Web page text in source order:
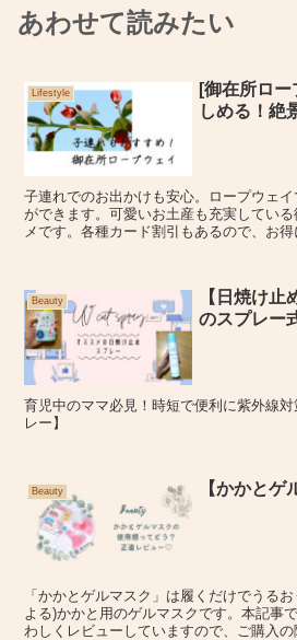
あわせて読みたい
Lifestyle
[御在所ロ
しめる！絶
子連れでのお出かけも安心。ロープウェ
ができます。可愛いお土産も充実してい
メです。各種カード割引もあるので、お得
Beauty
【日焼け
のスプレー
育児中のママ必見！時短で便利に紫外線
レー】
Beauty 【かかとゲ
「かかとゲルマスク」は履くだけでうる
よる)かかと用のゲルマスクです。本記事
わしくレビューしていますので、ご購入の